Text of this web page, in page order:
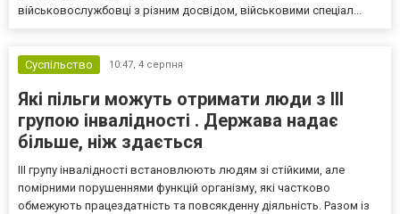
військовослужбовці з різним досвідом, військовими спеціал...
Суспільство 10:47, 4 серпня
Які пільги можуть отримати люди з III
групою інвалідності . Держава надає
більше, ніж здається
III групу інвалідності встановлюють людям зі стійкими, але
помірними порушеннями функцій організму, які частково
обмежують працездатність та повсякденну діяльність. Разом із